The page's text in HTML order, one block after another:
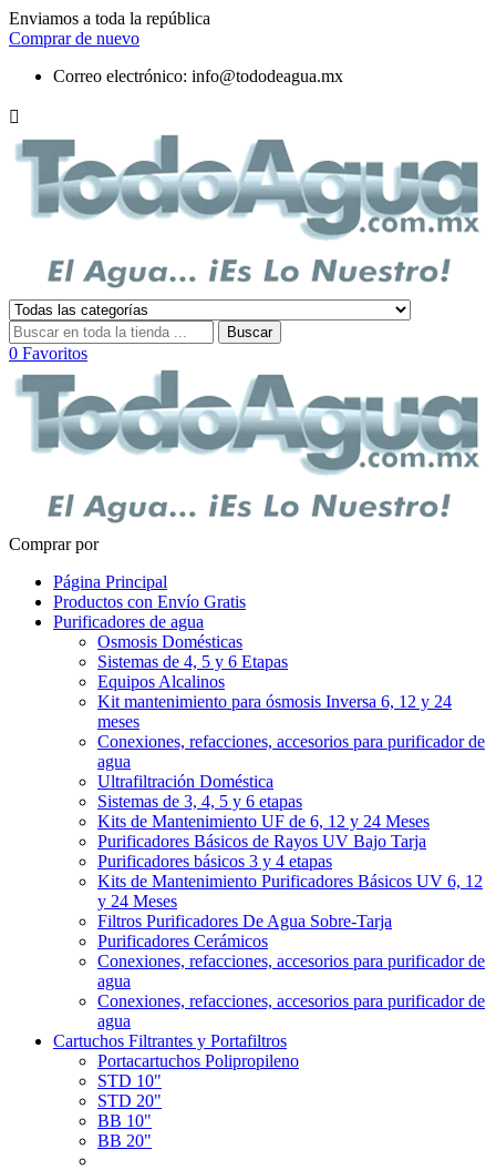
Enviamos a toda la república
Comprar de nuevo
Correo electrónico: info@tododeagua.mx

Buscar
0 Favoritos
Comprar por
Página Principal
Productos con Envío Gratis
Purificadores de agua
Osmosis Domésticas
Sistemas de 4, 5 y 6 Etapas
Equipos Alcalinos
Kit mantenimiento para ósmosis Inversa 6, 12 y 24
meses
Conexiones, refacciones, accesorios para purificador de
agua
Ultrafiltración Doméstica
Sistemas de 3, 4, 5 y 6 etapas
Kits de Mantenimiento UF de 6, 12 y 24 Meses
Purificadores Básicos de Rayos UV Bajo Tarja
Purificadores básicos 3 y 4 etapas
Kits de Mantenimiento Purificadores Básicos UV 6, 12
y 24 Meses
Filtros Purificadores De Agua Sobre-Tarja
Purificadores Cerámicos
Conexiones, refacciones, accesorios para purificador de
agua
Conexiones, refacciones, accesorios para purificador de
agua
Cartuchos Filtrantes y Portafiltros
Portacartuchos Polipropileno
STD 10"
STD 20"
BB 10"
BB 20"